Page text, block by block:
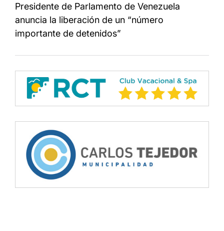
Presidente de Parlamento de Venezuela
anuncia la liberación de un “número
importante de detenidos”